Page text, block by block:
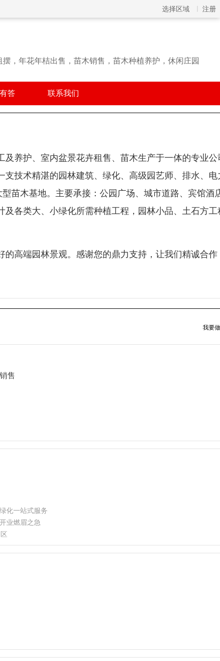
选择区域 注册
，年花年桔出售，苗木销售，苗木种植养护，休闲庄园
答 联系我们
养护、室内盆景花卉租售、苗木生产于一体的专业公
技术精湛的园林建筑、绿化、高级园艺师、排水、电
苗木基地。主要承接：公园广场、城市道路、宾馆酒
各类大、小绿化所需种植工程，园林小品、土石方工
高端园林景观。感谢您的鼎力支持，让我们精诚合作
我要
售
化一站式服务
业燃眉之急